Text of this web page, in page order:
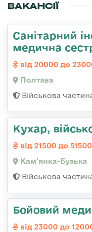
ВАКАНСІЇ
Санітарний
медична
від 20000 до
Полтава
Військова
Кухар,
від 21500 до
Кам'янка-Бузька
Військова
Бойовий
від 23000 до